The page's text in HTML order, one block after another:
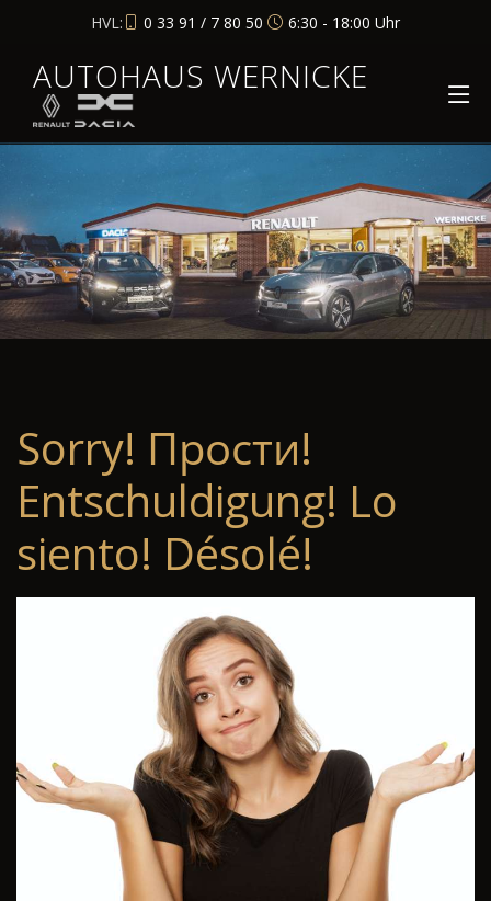
HVL: 0 33 91 / 7 80 50 6:30 - 18:00 Uhr
AUTOHAUS WERNICKE
Sorry! Прости!
Entschuldigung! Lo
siento! Désolé!